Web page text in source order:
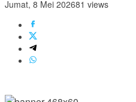
Jumat, 8 Mei 202681 views